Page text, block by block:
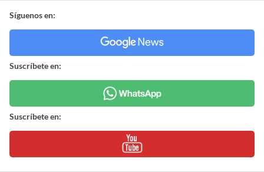
Síguenos en:
Suscríbete en:
Suscríbete en: